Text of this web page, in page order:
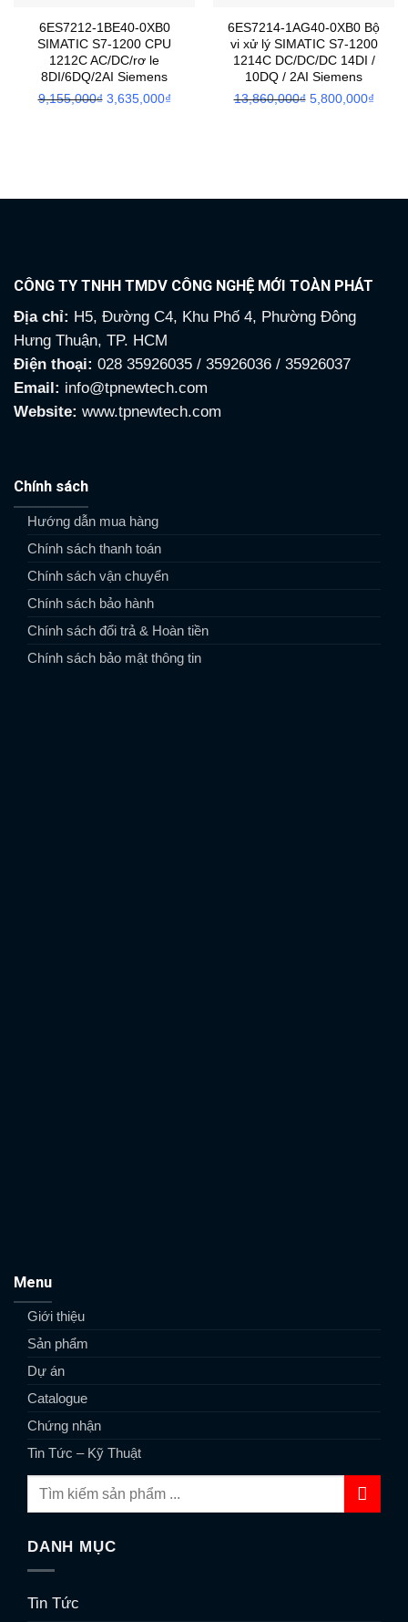
6ES7212-1BE40-0XB0
SIMATIC S7-1200 CPU
1212C AC/DC/rơ le
8DI/6DQ/2AI Siemens
9,155,000₫ Giá
3,635,000₫
6ES7214-1AG40-0XB0 Bộ
vi xử lý SIMATIC S7-1200
1214C DC/DC/DC 14DI /
10DQ / 2AI Siemens
13,860,000₫ Giá
5,800,000₫
CÔNG TY TNHH TMDV CÔNG NGHỆ MỚI TOÀN PHÁT
Địa chỉ: H5, Đường C4, Khu Phố 4, Phường Đông
Hưng Thuận, TP. HCM
Điện thoại: 028 35926035 / 35926036 / 35926037
Email: info@tpnewtech.com
Website: www.tpnewtech.com
Chính sách
Hướng dẫn mua hàng
Chính sách thanh toán
Chính sách vận chuyển
Chính sách bảo hành
Chính sách đổi trả & Hoàn tiền
Chính sách bảo mật thông tin
Menu
Giới thiệu
Sản phẩm
Dự án
Catalogue
Chứng nhận
Tin Tức – Kỹ Thuật
DANH MỤC
Tin Tức